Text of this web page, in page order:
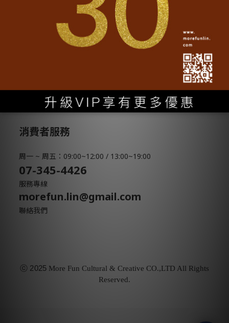
Line@官方帳號
Instagram
消費者服務
周一 ~ 周五：09:00~12:00 / 13:00~19:00
07-345-4426
服務專線
morefun.lin@gmail.com
聯絡我們
ⓒ2025 More Fun Cultural & Creative CO.,LTD All Rights
Reserved.